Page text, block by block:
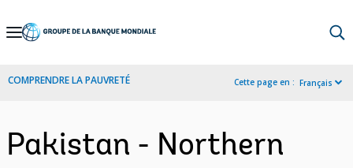
Skip
Navigation
COMPRENDRE LA PAUVRETÉ Cette page en : Français
Pakistan - Northern